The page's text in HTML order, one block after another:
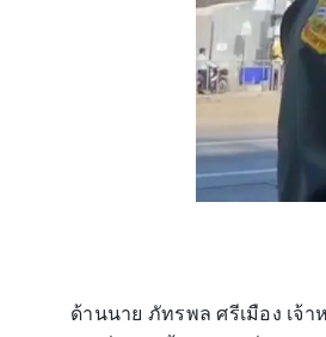
ด้านนาย ภัทรพล ศรีเมือง เจ้